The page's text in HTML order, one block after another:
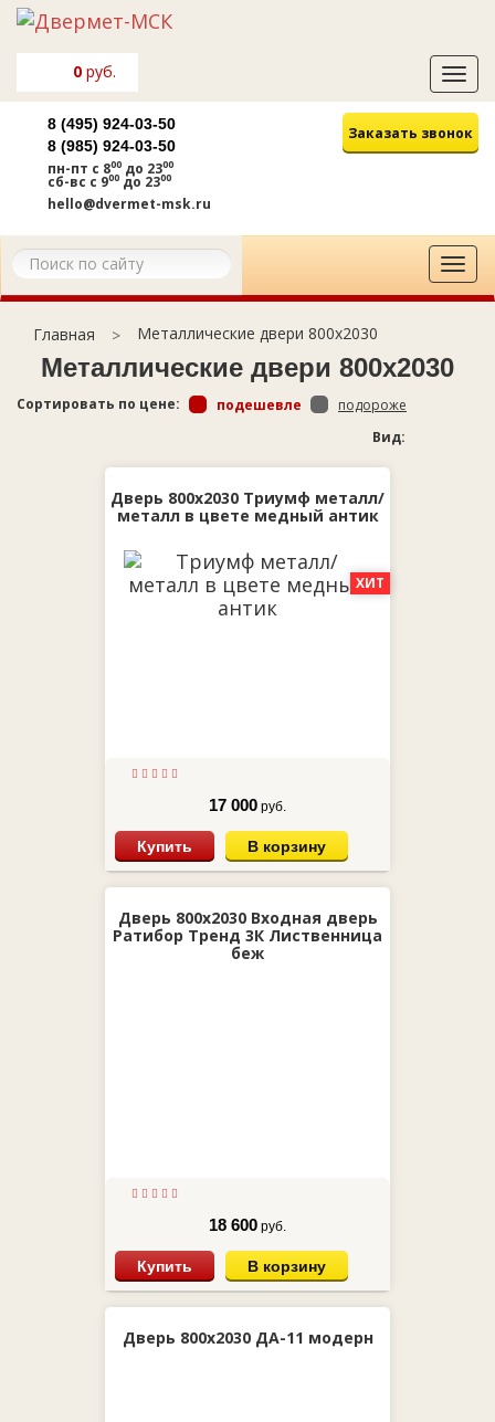
0 руб.
8 (495) 924-03-50
8 (985) 924-03-50
Заказать звонок
пн-пт с 800 до 2300
сб-вс с 900 до 2300
hello@dvermet-msk.ru
Главная Металлические двери 800х2030
Металлические двери 800х2030
Сортировать по цене: подешевле
подороже
Вид:
Дверь 800х2030 Триумф металл/
металл в цвете медный антик
ХИТ
17 000 руб.
Купить В корзину
Дверь 800х2030 Входная дверь
Ратибор Тренд 3К Лиственница
беж
18 600 руб.
Купить В корзину
Дверь 800х2030 ДА-11 модерн